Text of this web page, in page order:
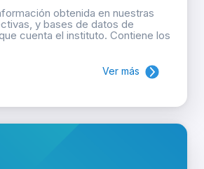
obtenida en nuestras
y bases de datos de
cuenta el instituto. Contiene los
Ver más